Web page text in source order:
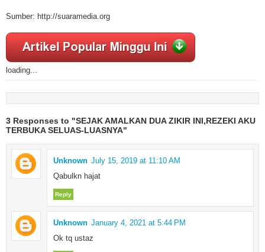
Sumber: http://suaramedia.org
loading...
3 Responses to "SEJAK AMALKAN DUA ZIKIR INI,REZEKI AKU
TERBUKA SELUAS-LUASNYA"
Unknown July 15, 2019 at 11:10 AM
Qabulkn hajat
Reply
Unknown January 4, 2021 at 5:44 PM
Ok tq ustaz